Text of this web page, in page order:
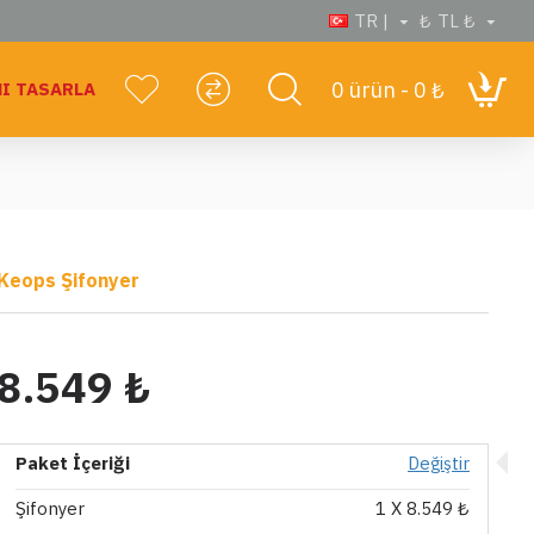
TR | ₺ TL ₺
TASARLA 0 ürün - 0 ₺
Şifonyer
₺
Paket İçeriği
Değiştir
Şifonyer
1 X 8.549 ₺